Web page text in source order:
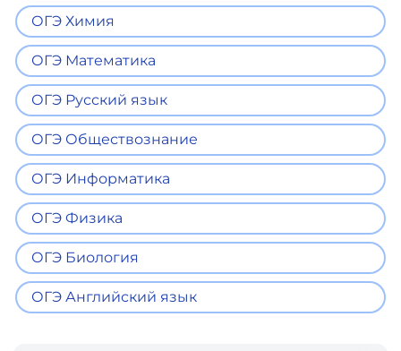
ОГЭ Химия
ОГЭ Математика
ОГЭ Русский язык
ОГЭ Обществознание
ОГЭ Информатика
ОГЭ Физика
ОГЭ Биология
ОГЭ Английский язык
фото,
аудио
Маркетинг
Иностранный
язык
Для
детей
Красота,
здоровье,